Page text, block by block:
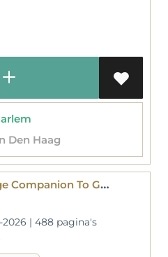
Den Haag
The Routledge Companion To Gender And Reproduction
2026 | 488 pagina's